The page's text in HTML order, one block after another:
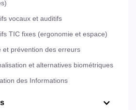
vocaux et auditifs
TIC fixes (ergonomie et espace)
et prévention des erreurs
et alternatives biométriques
des Informations